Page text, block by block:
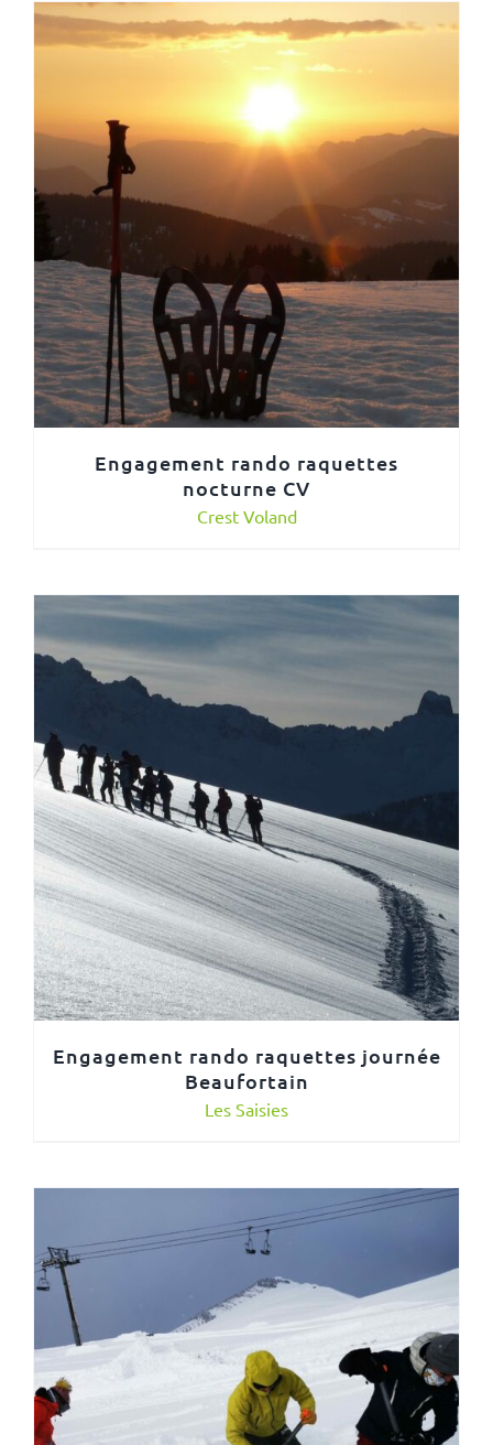
Engagement rando raquettes
nocturne CV
Crest Voland
Engagement rando raquettes journée
Beaufortain
Les Saisies